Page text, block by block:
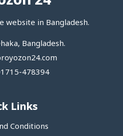
website in Bangladesh.
Bangladesh.
478394
Links
Conditions